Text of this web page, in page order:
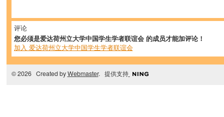
评论
您必须是爱达荷州立大学中国学生学者联谊会 的成员才能加评论！
加入 爱达荷州立大学中国学生学者联谊会
© 2026 Created byWebmaster. 提供支持